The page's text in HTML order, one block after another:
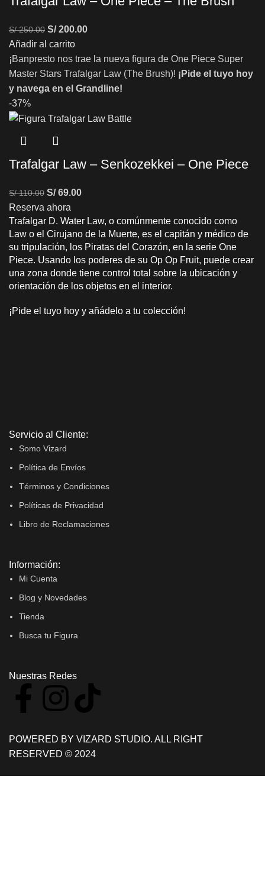
S/250.00 S/200.00
Añadir al carrito
¡Banpresto nos trae la nueva figura de One Piece Super
Master Stars Trafalgar Law (The Brush)! ¡Pide el tuyo hoy
y navega en el Grandline!
-37%
Trafalgar Law – Senkozekkei – One Piece
S/110.00 S/69.00
Reserva ahora
Trafalgar D. Water Law, o comúnmente conocido como
Law o el Cirujano de la Muerte, es el capitán y médico de
su tripulación, los Piratas del Corazón, en la serie One
Piece. Usando los poderes de su Op Op Fruit, puede crear
una zona donde tiene control total sobre la ubicación y
orientación de los objetos en el interior.
¡Pide el tuyo hoy y añádelo a tu colección!
Servicio al Cliente:
Somo Vizard
Política de Envíos
Términos y Condiciones
Políticas de Privacidad
Libro de Reclamaciones
Información:
Mi Cuenta
Blog y Novedades
Tienda
Busca tu Figura
Nuestras Redes
POWERED BY VIZARD STUDIO. ALL RIGHT
RESERVED © 2024